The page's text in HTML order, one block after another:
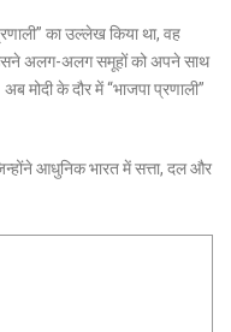
का उल्लेख किया था, वह
अलग-अलग समूहों को अपने साथ
के दौर में “भाजपा प्रणाली”
आधुनिक भारत में सत्ता, दल और